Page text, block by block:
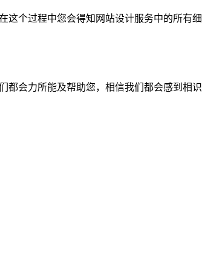
这个过程中您会得知网站设计服务中的所有
都会力所能及帮助您，相信我们都会感到相